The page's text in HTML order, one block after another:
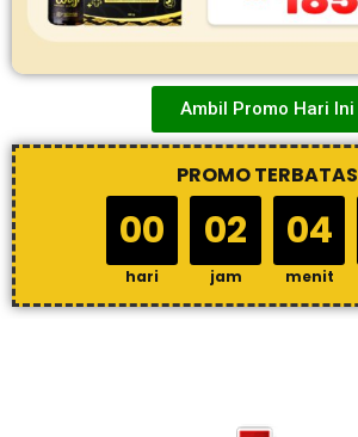
Ambil Promo Hari Ini
PROMO TERBATAS
00
hari
02
jam
04
menit